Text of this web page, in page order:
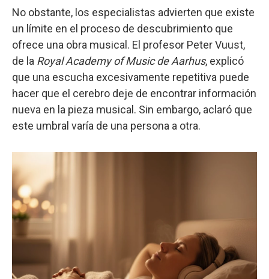
No obstante, los especialistas advierten que existe
un límite en el proceso de descubrimiento que
ofrece una obra musical. El profesor Peter Vuust,
de la Royal Academy of Music de Aarhus, explicó
que una escucha excesivamente repetitiva puede
hacer que el cerebro deje de encontrar información
nueva en la pieza musical. Sin embargo, aclaró que
este umbral varía de una persona a otra.